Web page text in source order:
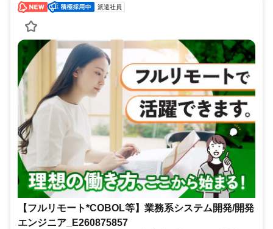
派遣社員
【フルリモート*COBOL等】業務系システム開発/開発
エンジニア_E260875857